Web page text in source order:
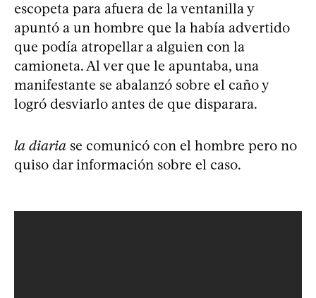
escopeta para afuera de la ventanilla y
apuntó a un hombre que la había advertido
que podía atropellar a alguien con la
camioneta. Al ver que le apuntaba, una
manifestante se abalanzó sobre el caño y
logró desviarlo antes de que disparara.
la diaria se comunicó con el hombre pero no
quiso dar información sobre el caso.